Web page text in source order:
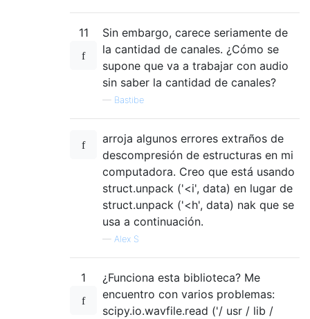
11
Sin embargo, carece seriamente de
la cantidad de canales. ¿Cómo se
supone que va a trabajar con audio
sin saber la cantidad de canales?
— Bastibe
arroja algunos errores extraños de
descompresión de estructuras en mi
computadora. Creo que está usando
struct.unpack ('<i', data) en lugar de
struct.unpack ('<h', data) nak que se
usa a continuación.
— Alex S
1
¿Funciona esta biblioteca? Me
encuentro con varios problemas:
scipy.io.wavfile.read ('/ usr / lib /